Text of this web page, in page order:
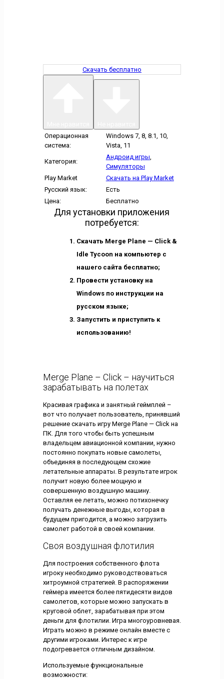
Скачать бесплатно
Операционная
система:
Windows 7, 8, 8.1, 10,
Vista, 11
Категория:
Андроид игры,
Симуляторы
Play Market
Скачать на Play Market
Русский язык:
Есть
Цена:
Бесплатно
Для установки приложения
потребуется:
Скачать Merge Plane — Click &
Idle Tycoon на компьютер с
нашего сайта бесплатно;
Провести установку на
Windows по инструкции на
русском языке;
Запустить и приступить к
использованию!
Merge Plane – Click – научиться
зарабатывать на полетах
Красивая графика и занятный геймплей –
вот что получает пользователь, принявший
решение скачать игру Merge Plane — Click на
ПК. Для того чтобы быть успешным
владельцем авиационной компании, нужно
постоянно покупать новые самолеты,
объединяя в последующем схожие
летательные аппараты. В результате игрок
получит новую более мощную и
совершенную воздушную машину.
Оставляя ее летать, можно потихонечку
получать денежные выгоды, которая в
будущем пригодится, а можно загрузить
самолет работой в своей компании.
Своя воздушная флотилия
Для построения собственного флота
игроку необходимо руководствоваться
хитроумной стратегией. В распоряжении
геймера имеется более пятидесяти видов
самолетов, которые можно запускать в
круговой облет, зарабатывая при этом
деньги для флотилии. Игра многоуровневая.
Играть можно в режиме онлайн вместе с
другими игроками. Интерес к игре
подогревается отличным дизайном.
Используемые функциональные
возможности: